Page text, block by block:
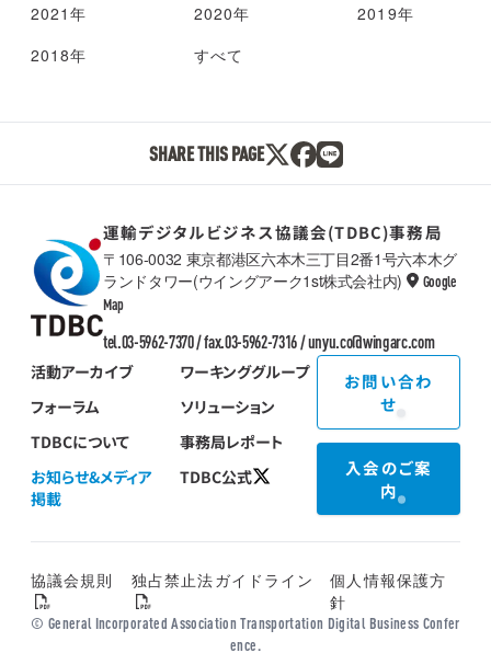
2021年
2020年
2019年
2018年
すべて
SHARE THIS PAGE
TDBC
運輸デジタルビジネス協議会(TDBC)事務局
〒106-0032 東京都港区六本木三丁目2番1号六本木グ
ランドタワー(ウイングアーク1st株式会社内)
Google
Map
tel.03-5962-7370 / fax.03-5962-7316 /unyu.co@wingarc.com
活動アーカイブ
ワーキンググループ
フォーラム
ソリューション
TDBCについて
事務局レポート
お知らせ&メディア
掲載
TDBC公式
お問い合わ
せ
入会のご案
内
協議会規則 独占禁止法ガイドライン
個人情報保護方
針
© General Incorporated Association Transportation Digital Business Confer
ence.